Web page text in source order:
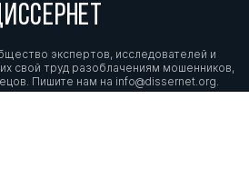
экспертов, исследователей и
свой труд разоблачениям мошенников,
Пишите нам на info@dissernet.org.